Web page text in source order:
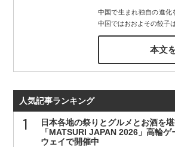
中国で生まれ独自の進化
中国ではおおよその餃子
本文
人気記事ランキング
日本各地の祭りとグルメとお酒を
「MATSURI JAPAN 2026」高輪ゲ
ウェイで開催中